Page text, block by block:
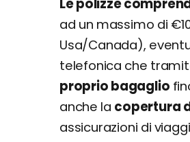
Le polizze
ad un massimo di
Usa/Canada),
telefonica che
proprio bagaglio
anche la copertura
assicurazioni di